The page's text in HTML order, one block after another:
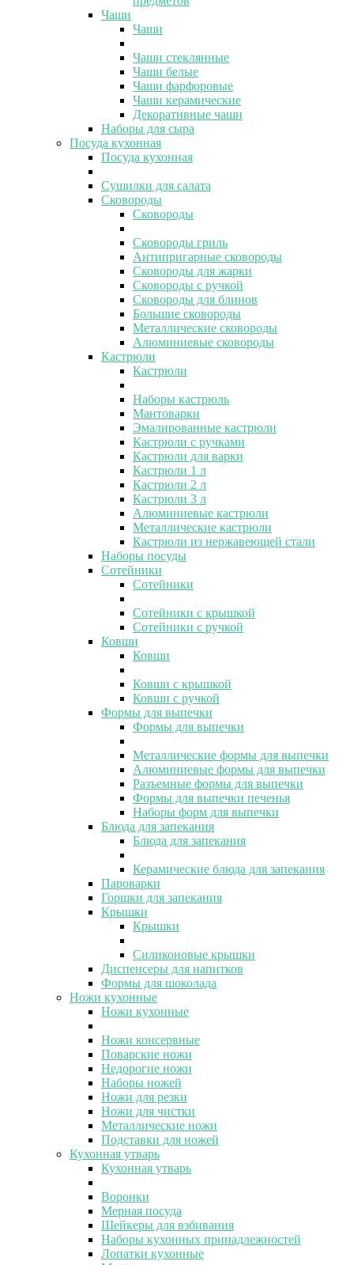
Чаши
Чаши
Чаши стеклянные
Чаши белые
Чаши фарфоровые
Чаши керамические
Декоративные чаши
Наборы для сыра
Посуда кухонная
Посуда кухонная
Сушилки для салата
Сковороды
Сковороды
Сковороды гриль
Антипригарные сковороды
Сковороды для жарки
Сковороды с ручкой
Сковороды для блинов
Большие сковороды
Металлические сковороды
Алюминиевые сковороды
Кастрюли
Кастрюли
Наборы кастрюль
Мантоварки
Эмалированные кастрюли
Кастрюли с ручками
Кастрюли для варки
Кастрюли 1 л
Кастрюли 2 л
Кастрюли 3 л
Алюминиевые кастрюли
Металлические кастрюли
Кастрюли из нержавеющей стали
Наборы посуды
Сотейники
Сотейники
Сотейники с крышкой
Сотейники с ручкой
Ковши
Ковши
Ковши с крышкой
Ковши с ручкой
Формы для выпечки
Формы для выпечки
Металлические формы для выпечки
Алюминиевые формы для выпечки
Разъемные формы для выпечки
Формы для выпечки печенья
Наборы форм для выпечки
Блюда для запекания
Блюда для запекания
Керамические блюда для запекания
Пароварки
Горшки для запекания
Крышки
Крышки
Силиконовые крышки
Диспенсеры для напитков
Формы для шоколада
Ножи кухонные
Ножи кухонные
Ножи консервные
Поварские ножи
Недорогие ножи
Наборы ножей
Ножи для резки
Ножи для чистки
Металлические ножи
Подставки для ножей
Кухонная утварь
Кухонная утварь
Воронки
Мерная посуда
Шейкеры для взбивания
Наборы кухонных принадлежностей
Лопатки кухонные